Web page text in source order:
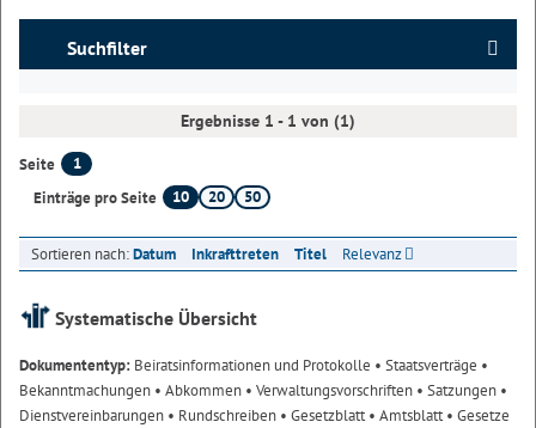
Suchfilter
Ergebnisse 1 - 1 von (1)
Seite
1
Einträge pro Seite
10 20 50
Sortieren nach:Datum Inkrafttreten Titel Relevanz
Systematische Übersicht
Dokumententyp: Beiratsinformationen und Protokolle • Staatsverträge •
Bekanntmachungen • Abkommen • Verwaltungsvorschriften • Satzungen •
Dienstvereinbarungen • Rundschreiben • Gesetzblatt• Amtsblatt• Gesetze